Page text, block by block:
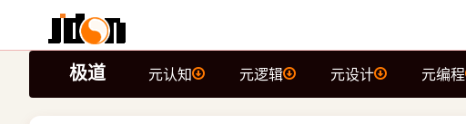
极道 元认知 元逻辑 元设计 元编程